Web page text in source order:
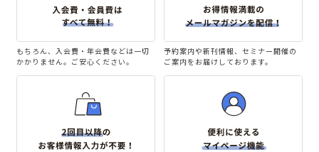
調査の種類で選ぶ
もちろん、入会費・年会費などは一切
かかりません。ご安心ください。
予約案内や新刊情報、セミナー開催の
ご案内をお届けしております。